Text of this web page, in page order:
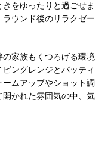
をゆったりと過ごせま
ウンド後のリラクゼー
家族もくつろげる環境
ングレンジとパッティ
ムアップやショット調
かれた雰囲気の中、気